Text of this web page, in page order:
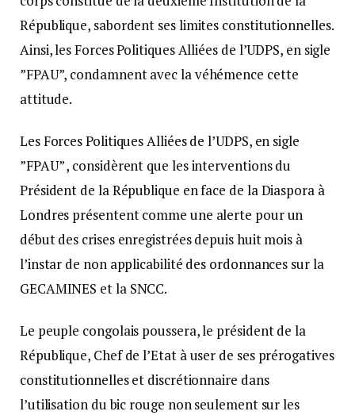
République, sabordent ses limites constitutionnelles.
Ainsi, les Forces Politiques Alliées de l’UDPS, en sigle
”FPAU”, condamnent avec la véhémence cette
attitude.
Les Forces Politiques Alliées de l’UDPS, en sigle
”FPAU” , considèrent que les interventions du
Président de la République en face de la Diaspora à
Londres présentent comme une alerte pour un
début des crises enregistrées depuis huit mois à
l’instar de non applicabilité des ordonnances sur la
GECAMINES et la SNCC.
Le peuple congolais poussera, le président de la
République, Chef de l’Etat à user de ses prérogatives
constitutionnelles et discrétionnaire dans
l’utilisation du bic rouge non seulement sur les